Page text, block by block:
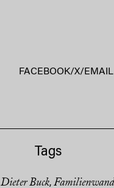
FACEBOOK/X/EMAIL
Tags
Dieter Buck,